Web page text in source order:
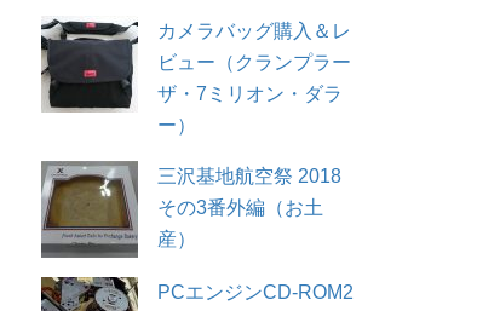
カメラバッグ購入＆レ
ビュー（クランプラー
ザ・7ミリオン・ダラ
ー）
三沢基地航空祭 2018
その3番外編（お土
産）
PCエンジンCD-ROM2